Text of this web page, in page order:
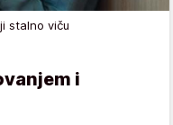
stalno viču
i